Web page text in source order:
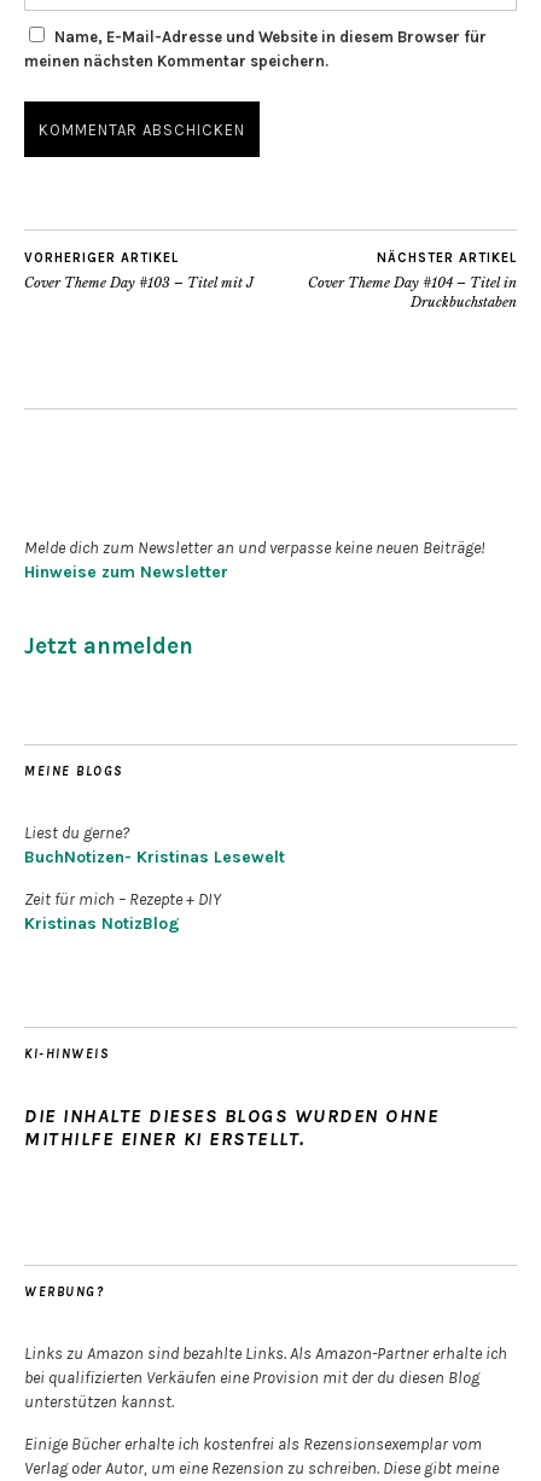
Name, E-Mail-Adresse und Website in diesem Browser für
meinen nächsten Kommentar speichern.
VORHERIGER ARTIKEL
Cover Theme Day #103 – Titel mit J
NÄCHSTER ARTIKEL
Cover Theme Day #104 – Titel in
Druckbuchstaben
Melde dich zum Newsletter an und verpasse keine neuen Beiträge!
Hinweise zum Newsletter
Jetzt anmelden
MEINE BLOGS
Liest du gerne?
BuchNotizen- Kristinas Lesewelt
Zeit für mich – Rezepte + DIY
Kristinas NotizBlog
KI-HINWEIS
DIE INHALTE DIESES BLOGS WURDEN OHNE
MITHILFE EINER KI ERSTELLT.
WERBUNG?
Links zu Amazon sind bezahlte Links. Als Amazon-Partner erhalte ich
bei qualifizierten Verkäufen eine Provision mit der du diesen Blog
unterstützen kannst.
Einige Bücher erhalte ich kostenfrei als Rezensionsexemplar vom
Verlag oder Autor, um eine Rezension zu schreiben. Diese gibt meine